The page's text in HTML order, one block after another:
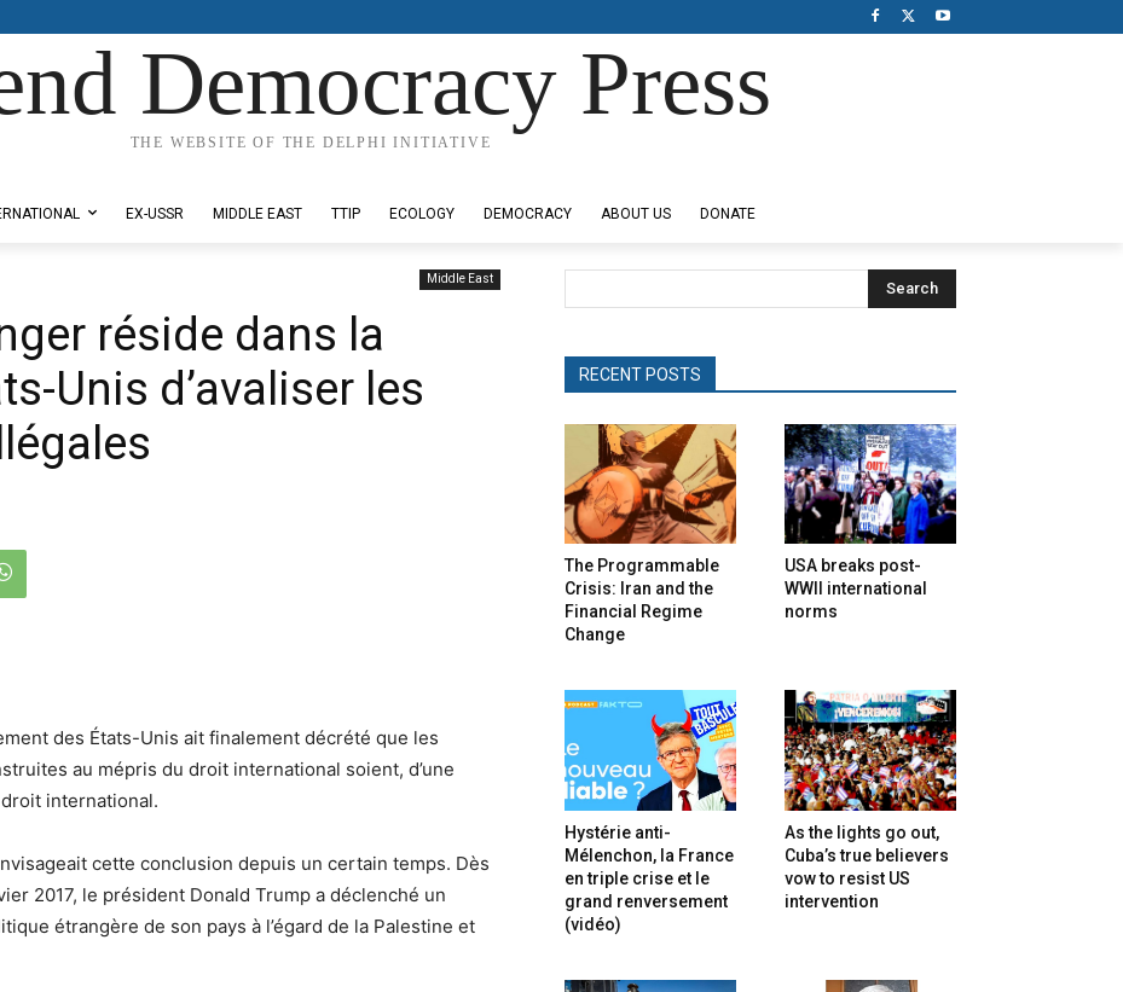
Democracy Press
THE WEBSITE OF THE DELPHI INITIATIVE
EX-USSR MIDDLE EAST TTIP ECOLOGY DEMOCRACY ABOUT US DONATE
Middle East
réside dans la
Unis d’avaliser les
des États-Unis ait finalement décrété que les
au mépris du droit international soient, d’une
international.
cette conclusion depuis un certain temps. Dès
2017, le président Donald Trump a déclenché un
étrangère de son pays à l’égard de la Palestine et
Search
RECENT POSTS
The Programmable
Crisis: Iran and the
Financial Regime
Change
USA breaks post-
WWII international
norms
Hystérie anti-
Mélenchon, la France
en triple crise et le
grand renversement
(vidéo)
As the lights go out,
Cuba’s true believers
vow to resist US
intervention